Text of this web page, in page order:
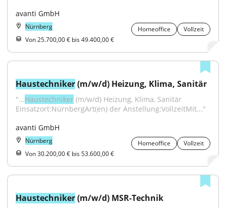
avanti GmbH
Nürnberg Homeoffice
Vollzeit
Von 25.700,00 € bis 49.400,00 €
Haustechniker (m/w/d) Heizung, Klima, Sanitär
"...Haustechniker (m/w/d) Heizung, Klima, Sanitär
Einsatzort:NürnbergArt(en) der Anstellung:VollzeitMit..."
avanti GmbH
Nürnberg Homeoffice
Vollzeit
Von 30.200,00 € bis 53.600,00 €
Haustechniker (m/w/d) MSR-Technik